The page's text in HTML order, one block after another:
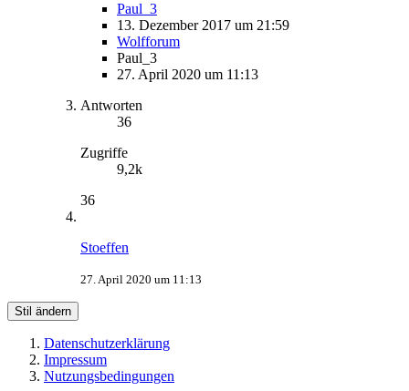
Paul_3
13. Dezember 2017 um 21:59
Wolfforum
Paul_3
27. April 2020 um 11:13
Antworten
36
Zugriffe
9,2k
36
Stoeffen
27. April 2020 um 11:13
Stil ändern
Datenschutzerklärung
Impressum
Nutzungsbedingungen